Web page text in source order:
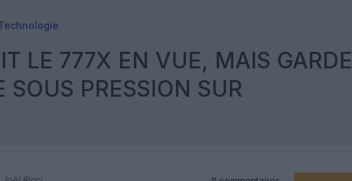
LE 777X EN VUE, MAIS GARDE
SOUS PRESSION SUR